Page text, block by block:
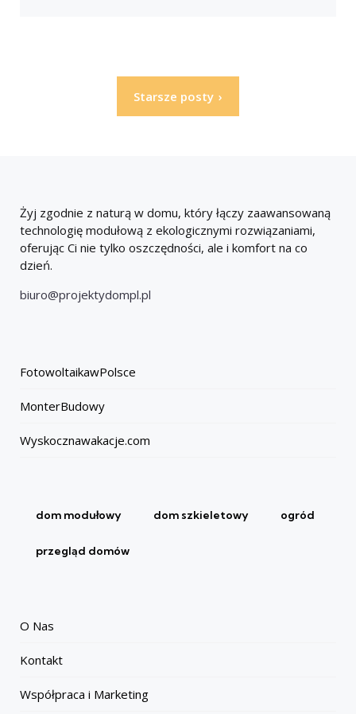
Starsze posty
Żyj zgodnie z naturą w domu, który łączy zaawansowaną
technologię modułową z ekologicznymi rozwiązaniami,
oferując Ci nie tylko oszczędności, ale i komfort na co
dzień.
biuro@projektydompl.pl
FotowoltaikawPolsce
MonterBudowy
Wyskocznawakacje.com
dom modułowy dom szkieletowy ogród
przegląd domów
O Nas
Kontakt
Współpraca i Marketing